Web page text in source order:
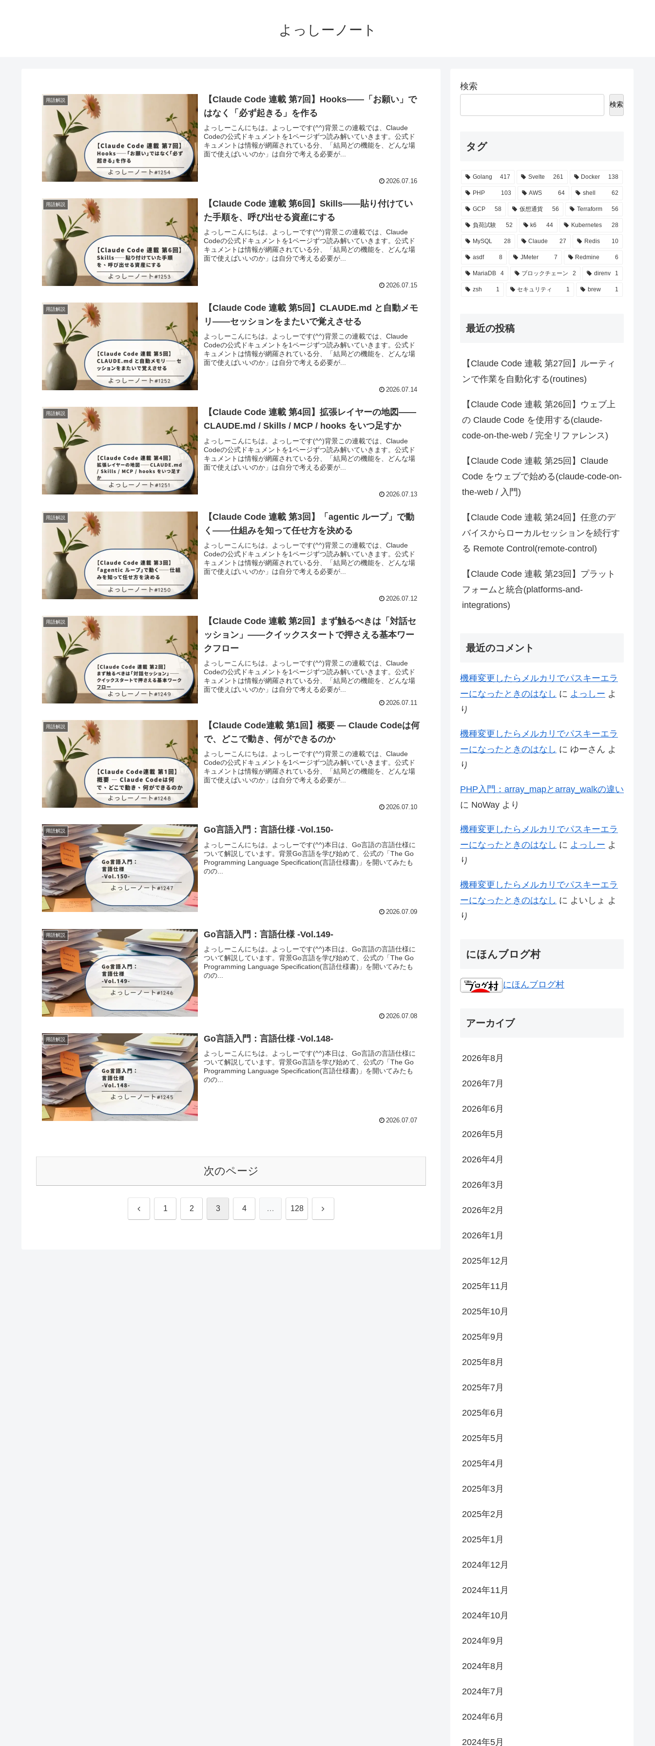
よっしーノート
用語解説
【Claude Code 連載 第7回】Hooks——「お願い」で
はなく「必ず起きる」を作る
よっしーこんにちは。よっしーです(^^)背景この連載では、Claude
Codeの公式ドキュメントを1ページずつ読み解いていきます。公式ド
キュメントは情報が網羅されている分、「結局どの機能を、どんな場
面で使えばいいのか」は自分で考える必要が...
2026.07.16
用語解説
【Claude Code 連載 第6回】Skills——貼り付けてい
た手順を、呼び出せる資産にする
よっしーこんにちは。よっしーです(^^)背景この連載では、Claude
Codeの公式ドキュメントを1ページずつ読み解いていきます。公式ド
キュメントは情報が網羅されている分、「結局どの機能を、どんな場
面で使えばいいのか」は自分で考える必要が...
2026.07.15
用語解説
【Claude Code 連載 第5回】CLAUDE.md と自動メモ
リ——セッションをまたいで覚えさせる
よっしーこんにちは。よっしーです(^^)背景この連載では、Claude
Codeの公式ドキュメントを1ページずつ読み解いていきます。公式ド
キュメントは情報が網羅されている分、「結局どの機能を、どんな場
面で使えばいいのか」は自分で考える必要が...
2026.07.14
用語解説
【Claude Code 連載 第4回】拡張レイヤーの地図——
CLAUDE.md / Skills / MCP / hooks をいつ足すか
よっしーこんにちは。よっしーです(^^)背景この連載では、Claude
Codeの公式ドキュメントを1ページずつ読み解いていきます。公式ド
キュメントは情報が網羅されている分、「結局どの機能を、どんな場
面で使えばいいのか」は自分で考える必要が...
2026.07.13
用語解説
【Claude Code 連載 第3回】「agentic ループ」で動
く——仕組みを知って任せ方を決める
よっしーこんにちは。よっしーです(^^)背景この連載では、Claude
Codeの公式ドキュメントを1ページずつ読み解いていきます。公式ド
キュメントは情報が網羅されている分、「結局どの機能を、どんな場
面で使えばいいのか」は自分で考える必要が...
2026.07.12
用語解説
【Claude Code 連載 第2回】まず触るべきは「対話セ
ッション」——クイックスタートで押さえる基本ワー
クフロー
よっしーこんにちは。よっしーです(^^)背景この連載では、Claude
Codeの公式ドキュメントを1ページずつ読み解いていきます。公式ド
キュメントは情報が網羅されている分、「結局どの機能を、どんな場
面で使えばいいのか」は自分で考える必要が...
2026.07.11
用語解説
【Claude Code連載 第1回】概要 ― Claude Codeは何
で、どこで動き、何ができるのか
よっしーこんにちは。よっしーです(^^)背景この連載では、Claude
Codeの公式ドキュメントを1ページずつ読み解いていきます。公式ド
キュメントは情報が網羅されている分、「結局どの機能を、どんな場
面で使えばいいのか」は自分で考える必要が...
2026.07.10
用語解説 Go言語入門：言語仕様 -Vol.150-
よっしーこんにちは。よっしーです(^^)本日は、Go言語の言語仕様に
ついて解説しています。背景Go言語を学び始めて、公式の「The Go
Programming Language Specification(言語仕様書)」を開いてみたも
のの...
2026.07.09
用語解説 Go言語入門：言語仕様 -Vol.149-
よっしーこんにちは。よっしーです(^^)本日は、Go言語の言語仕様に
ついて解説しています。背景Go言語を学び始めて、公式の「The Go
Programming Language Specification(言語仕様書)」を開いてみたも
のの...
2026.07.08
用語解説 Go言語入門：言語仕様 -Vol.148-
よっしーこんにちは。よっしーです(^^)本日は、Go言語の言語仕様に
ついて解説しています。背景Go言語を学び始めて、公式の「The Go
Programming Language Specification(言語仕様書)」を開いてみたも
のの...
2026.07.07
次のページ
前 1 2 3 4 … 128 次
検索
検索
タグ
Golang 417 Svelte 261 Docker 138
PHP 103 AWS 64 shell 62
GCP 58 仮想通貨 56 Terraform 56
負荷試験 52 k6 44 Kubernetes 28
MySQL 28 Claude 27 Redis 10
asdf 8 JMeter 7 Redmine 6
MariaDB 4 ブロックチェーン 2 direnv 1
zsh 1 セキュリティ 1 brew 1
最近の投稿
【Claude Code 連載 第27回】ルーティ
ンで作業を自動化する(routines)
【Claude Code 連載 第26回】ウェブ上
の Claude Code を使用する(claude-
code-on-the-web / 完全リファレンス)
【Claude Code 連載 第25回】Claude
Code をウェブで始める(claude-code-on-
the-web / 入門)
【Claude Code 連載 第24回】任意のデ
バイスからローカルセッションを続行す
る Remote Control(remote-control)
【Claude Code 連載 第23回】プラット
フォームと統合(platforms-and-
integrations)
最近のコメント
機種変更したらメルカリでパスキーエラ
ーになったときのはなし に よっしー よ
り
機種変更したらメルカリでパスキーエラ
ーになったときのはなし に ゆーさん よ
り
PHP入門：array_mapとarray_walkの違い
に NoWay より
機種変更したらメルカリでパスキーエラ
ーになったときのはなし に よっしー よ
り
機種変更したらメルカリでパスキーエラ
ーになったときのはなし に よいしょ よ
り
にほんブログ村
にほんブログ村
アーカイブ
2026年8月
2026年7月
2026年6月
2026年5月
2026年4月
2026年3月
2026年2月
2026年1月
2025年12月
2025年11月
2025年10月
2025年9月
2025年8月
2025年7月
2025年6月
2025年5月
2025年4月
2025年3月
2025年2月
2025年1月
2024年12月
2024年11月
2024年10月
2024年9月
2024年8月
2024年7月
2024年6月
2024年5月